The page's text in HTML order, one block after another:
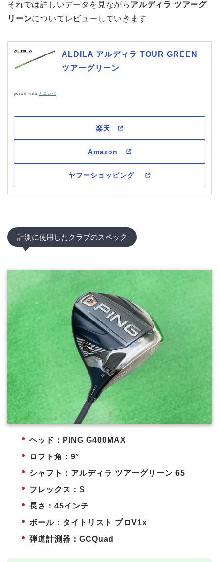
それでは詳しいデータを見ながら アルディラ ツアーグ
リーンについてレビューしていきます
ALDILA アルディラ TOUR GREEN
ツアーグリーン
posted with カエレバ
計測に使用したクラブのスペック
ヘッド：PING G400MAX
ロフト角：9°
シャフト：アルディラ ツアーグリーン 65
フレックス：S
長さ：45インチ
ボール：タイトリスト プロV1x
弾道計測器：GCQuad